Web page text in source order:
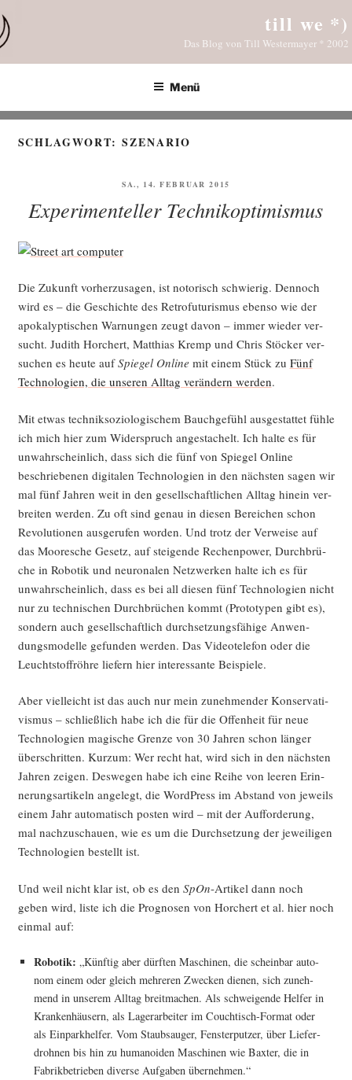
Inhalt
springen
till we *)
Das Blog von Till Westermayer * 2002
Menü
SCHLAGWORT:SZENARIO
VERÖFFENTLICHT
SA., 14. FEBRUAR 2015
Experimenteller Technikoptimismus
Die Zukunft vor­her­zu­sa­gen, ist noto­risch schwie­rig. Den­noch
wird es – die Geschich­te des Retro­fu­tu­ris­mus eben­so wie der
apo­ka­lyp­ti­schen War­nun­gen zeugt davon – immer wie­der ver­
sucht. Judith Hor­chert, Mat­thi­as Kremp und Chris Stö­cker ver­
su­chen es heu­te aufSpie­gel Online mit einem Stück zu Fünf
Tech­no­lo­gien, die unse­ren All­tag ver­än­dern wer­den.
Mit etwas tech­nik­so­zio­lo­gi­schem Bauch­ge­fühl aus­ge­stat­tet füh­le
ich mich hier zum Wider­spruch ange­sta­chelt. Ich hal­te es für
unwahr­schein­lich, dass sich die fünf von Spie­gel Online
beschrie­be­nen digi­ta­len Tech­no­lo­gien in den nächs­ten sagen wir
mal fünf Jah­ren weit in den gesell­schaft­li­chen All­tag hin­ein ver­
brei­ten wer­den. Zu oft sind genau in die­sen Berei­chen schon
Revo­lu­tio­nen aus­ge­ru­fen wor­den. Und trotz der Ver­wei­se auf
das Moo­re­sche Gesetz, auf stei­gen­de Rechen­power, Durch­brü­
che in Robo­tik und neu­ro­na­len Netz­wer­ken hal­te ich es für
unwahr­schein­lich, dass es bei all die­sen fünf Tech­no­lo­gien nicht
nur zu tech­ni­schen Durch­brü­chen kommt (Pro­to­ty­pen gibt es),
son­dern auch gesell­schaft­lich durch­set­zungs­fä­hi­ge Anwen­
dungs­mo­del­le gefun­den wer­den. Das Video­te­le­fon oder die
Leucht­stoff­röh­re lie­fern hier inter­es­san­te Beispiele.
Aber viel­leicht ist das auch nur mein zuneh­men­der Kon­ser­va­ti­
vis­mus – schließ­lich habe ich die für die Offen­heit für neue
Tech­no­lo­gien magi­sche Gren­ze von 30 Jah­ren schon län­ger
über­schrit­ten. Kurz­um: Wer recht hat, wird sich in den nächs­ten
Jah­ren zei­gen. Des­we­gen habe ich eine Rei­he von lee­ren Erin­
ne­rungs­ar­ti­keln ange­legt, die Word­Press im Abstand von jeweils
einem Jahr auto­ma­tisch pos­ten wird – mit der Auf­for­de­rung,
mal nach­zu­schau­en, wie es um die Durch­set­zung der jewei­li­gen
Tech­no­lo­gien bestellt ist.
Und weil nicht klar ist, ob es den SpOn-Arti­kel dann noch
geben wird, lis­te ich die Pro­gno­sen von Hor­chert et al. hier noch
ein­mal auf:
Robo­tik: „Künf­tig aber dürf­ten Maschi­nen, die schein­bar auto­
nom einem oder gleich meh­re­ren Zwe­cken die­nen, sich zuneh­
mend in unse­rem All­tag breit­ma­chen. Als schwei­gen­de Hel­fer in
Kran­ken­häu­sern, als Lager­ar­bei­ter im Couch­tisch-For­mat oder
als Ein­park­hel­fer. Vom Staub­sauger, Fens­ter­put­zer, über Lie­fer­
droh­nen bis hin zu huma­no­iden Maschi­nen wie Bax­ter, die in
Fabrik­be­trie­ben diver­se Auf­ga­ben übernehmen.“